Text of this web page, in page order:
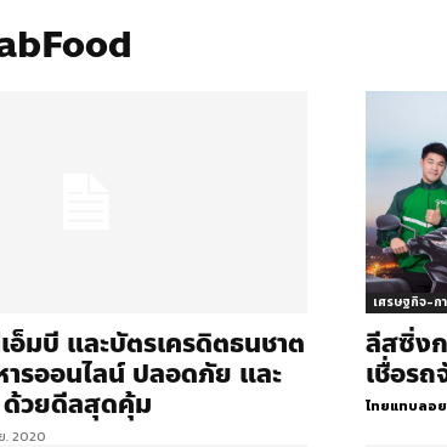
อ็มบี และบัตรเครดิตธนชาต
รออนไลน์ ปลอดภัย และ
ด้วยดีลสุดคุ้ม
. 2020
เศรษฐกิจ-ก
ลีสซิ่ง
เชื่อร
ไทยแทบลอ